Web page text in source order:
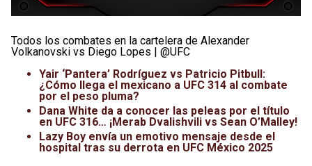
Todos los combates en la cartelera de Alexander
Volkanovski vs Diego Lopes | @UFC
Yair ‘Pantera’ Rodríguez vs Patricio Pitbull:
¿Cómo llega el mexicano a UFC 314 al combate
por el peso pluma?
Dana White da a conocer las peleas por el título
en UFC 316… ¡Merab Dvalishvili vs Sean O’Malley!
Lazy Boy envía un emotivo mensaje desde el
hospital tras su derrota en UFC México 2025